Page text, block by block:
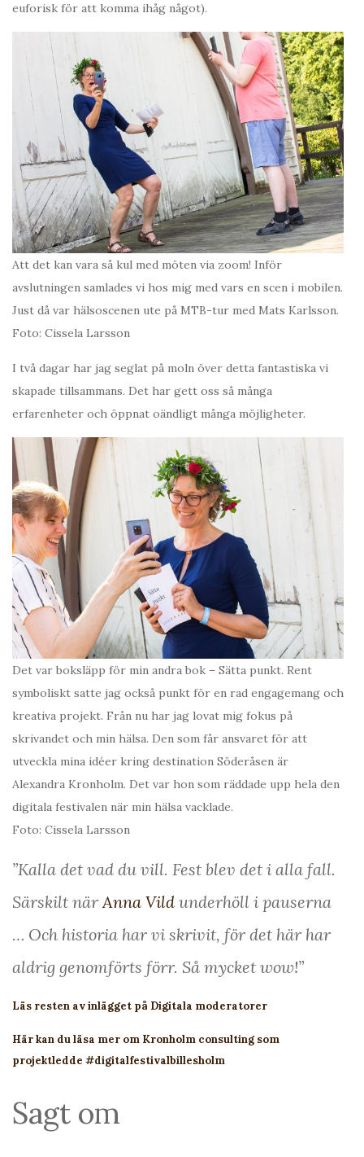
euforisk för att komma ihåg något).
Att det kan vara så kul med möten via zoom! Inför
avslutningen samlades vi hos mig med vars en scen i mobilen.
Just då var hälsoscenen ute på MTB-tur med Mats Karlsson.
Foto: Cissela Larsson
I två dagar har jag seglat på moln över detta fantastiska vi
skapade tillsammans. Det har gett oss så många
erfarenheter och öppnat oändligt många möjligheter.
Det var boksläpp för min andra bok – Sätta punkt. Rent
symboliskt satte jag också punkt för en rad engagemang och
kreativa projekt. Från nu har jag lovat mig fokus på
skrivandet och min hälsa. Den som får ansvaret för att
utveckla mina idéer kring destination Söderåsen är
Alexandra Kronholm. Det var hon som räddade upp hela den
digitala festivalen när min hälsa vacklade.
Foto: Cissela Larsson
”Kalla det vad du vill. Fest blev det i alla fall.
Särskilt närAnna Vild underhöll i pauserna
… Och historia har vi skrivit, för det här har
aldrig genomförts förr. Så mycket wow!”
Läs resten av inlägget på Digitala moderatorer
Här kan du läsa mer om Kronholm consulting som
projektledde #digitalfestivalbillesholm
Sagt om